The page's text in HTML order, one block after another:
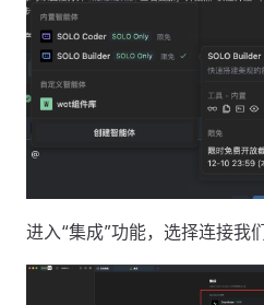
进入“集成”功能，选择连接我